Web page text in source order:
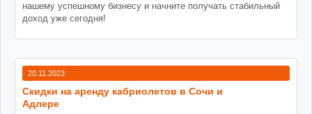
нашему успешному бизнесу и начните получать стабильный
доход уже сегодня!
20.11.2023
Cкидки на аренду кабриолетов в Сочи и
Адлере